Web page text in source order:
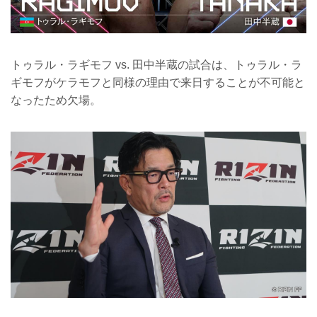
トゥラル・ラギモフ vs. 田中半蔵の試合は、トゥラル・ラ
ギモフがケラモフと同様の理由で来日することが不可能と
なったため欠場。